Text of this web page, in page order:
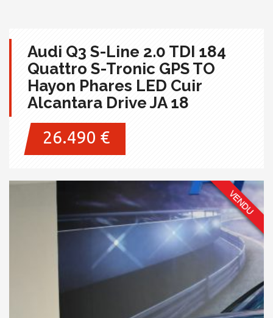
Audi Q3 S-Line 2.0 TDI 184
Quattro S-Tronic GPS TO
Hayon Phares LED Cuir
Alcantara Drive JA 18
26.490 €